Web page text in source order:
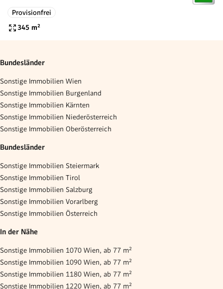
Provisionfrei
345 m²
Bundesländer
Sonstige Immobilien Wien
Sonstige Immobilien Burgenland
Sonstige Immobilien Kärnten
Sonstige Immobilien Niederösterreich
Sonstige Immobilien Oberösterreich
Bundesländer
Sonstige Immobilien Steiermark
Sonstige Immobilien Tirol
Sonstige Immobilien Salzburg
Sonstige Immobilien Vorarlberg
Sonstige Immobilien Österreich
In der Nähe
Sonstige Immobilien 1070 Wien, ab 77 m²
Sonstige Immobilien 1090 Wien, ab 77 m²
Sonstige Immobilien 1180 Wien, ab 77 m²
Sonstige Immobilien 1220 Wien, ab 77 m²